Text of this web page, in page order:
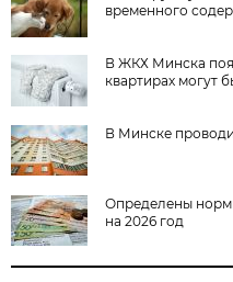
временного
В ЖКХ Минска
квартирах могут
В Минске
Определены
на 2026 год